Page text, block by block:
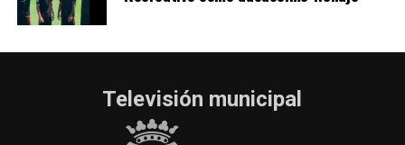
Televisión municipal